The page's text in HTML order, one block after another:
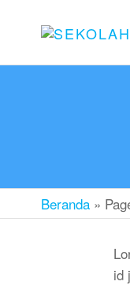
Beranda »
id